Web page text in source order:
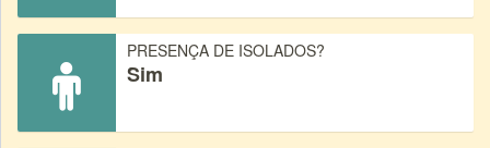
PRESENÇA DE ISOLADOS?
Sim